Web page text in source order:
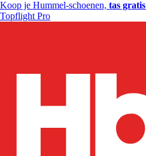
Koop je Hummel-schoenen, tas gratis
Topflight Pro